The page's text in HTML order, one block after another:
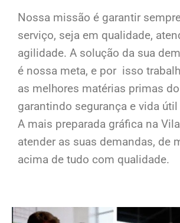
Nossa missão é garantir
serviço, seja em qualidade,
agilidade. A solução da sua
é nossa meta, e por isso
as melhores matérias primas
garantindo segurança e vida
A mais preparada gráfica na
atender as suas demandas, de
acima de tudo com qualidade.